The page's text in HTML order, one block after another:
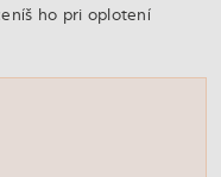
ho pri oplotení